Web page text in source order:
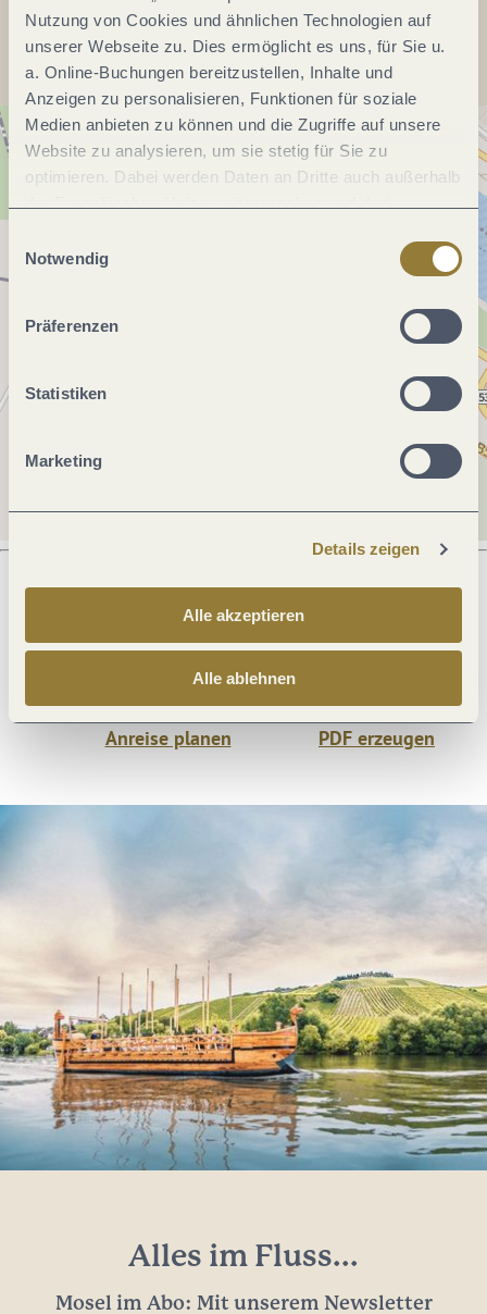
Nutzung von Cookies und ähnlichen Technologien auf
unserer Webseite zu. Dies ermöglicht es uns, für Sie u.
a. Online-Buchungen bereitzustellen, Inhalte und
Anzeigen zu personalisieren, Funktionen für soziale
Medien anbieten zu können und die Zugriffe auf unsere
Website zu analysieren, um sie stetig für Sie zu
optimieren. Dabei werden Daten an Dritte auch außerhalb
jederzeit widerrufen werden. Mit der Auswahl "Alle
ablehnen" kann es zu Beeinträchtigungen in der Nutzung
Notwendig
Präferenzen
Statistiken
Marketing
Details zeigen
Alle akzeptieren
Alle ablehnen
Was möchtest du als nächstes tun?
Anreise planen PDF erzeugen
Alles im Fluss...
Mosel im Abo: Mit unserem Newsletter